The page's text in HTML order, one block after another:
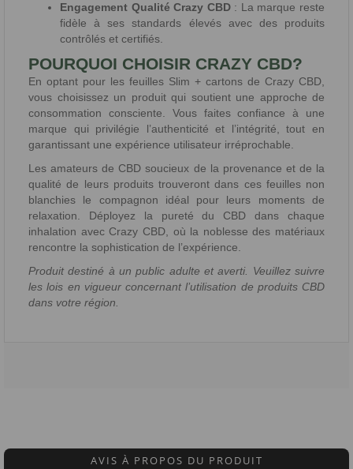
Engagement Qualité Crazy CBD: La marque reste
fidèle à ses standards élevés avec des produits
contrôlés et certifiés.
POURQUOI CHOISIR CRAZY CBD?
En optant pour les feuilles Slim + cartons de Crazy CBD,
vous choisissez un produit qui soutient une approche de
consommation consciente. Vous faites confiance à une
marque qui privilégie l’authenticité et l’intégrité, tout en
garantissant une expérience utilisateur irréprochable.
Les amateurs de CBD soucieux de la provenance et de la
qualité de leurs produits trouveront dans ces feuilles non
blanchies le compagnon idéal pour leurs moments de
relaxation. Déployez la pureté du CBD dans chaque
inhalation avec Crazy CBD, où la noblesse des matériaux
rencontre la sophistication de l’expérience.
Produit destiné à un public adulte et averti. Veuillez suivre
les lois en vigueur concernant l’utilisation de produits CBD
dans votre région.
AVIS À PROPOS DU PRODUIT